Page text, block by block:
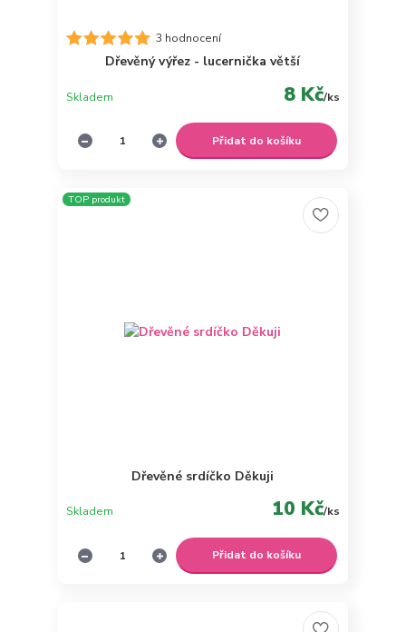
3 hodnocení
Dřevěný výřez - lucernička větší
8 Kč/ks
Skladem
Přidat do košíku
TOP produkt
Dřevěné srdíčko Děkuji
10 Kč/ks
Skladem
Přidat do košíku